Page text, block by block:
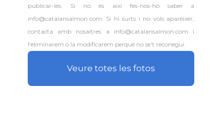
publicar-les. Si no és així fes-nos-ho saber a
info@catalansalmon.com. Si hi surts i no vols aparèixer,
contacta amb nosaltres a info@catalansalmon.com i
l'eliminarem o la modificarem perquè no se't reconegui.
Veure totes les fotos